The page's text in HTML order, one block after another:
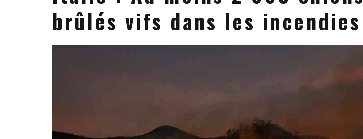
brûlés vifs dans les incendies